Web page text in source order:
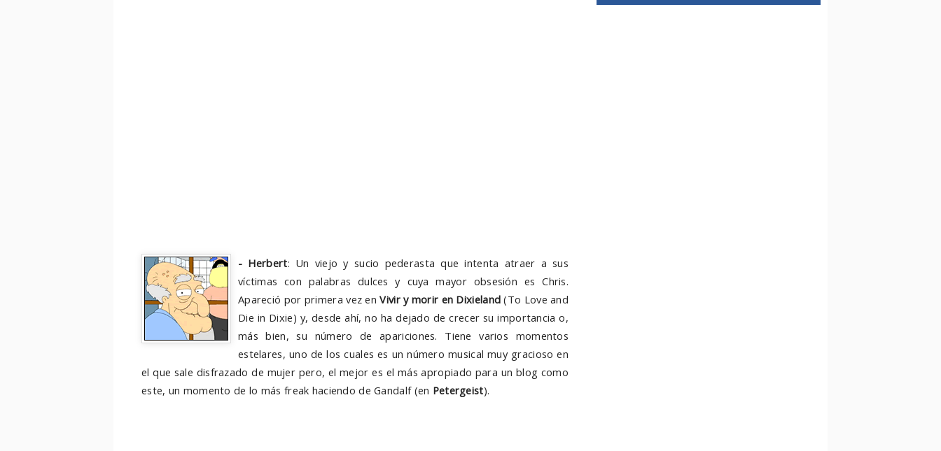
- Herbert: Un viejo y sucio pederasta que intenta atraer a sus
víctimas con palabras dulces y cuya mayor obsesión es Chris.
Apareció por primera vez enVivir y morir en Dixieland(To Love and
Die in Dixie) y, desde ahí, no ha dejado de crecer su importancia o,
más bien, su número de apariciones. Tiene varios momentos
estelares, uno de los cuales es un número musical muy gracioso en
el que sale disfrazado de mujer pero, el mejor es el más apropiado para un blog como
este, un momento de lo más freak haciendo de Gandalf (en Petergeist).